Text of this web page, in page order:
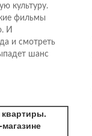
культуру.
фильмы
И
и смотреть
шанс